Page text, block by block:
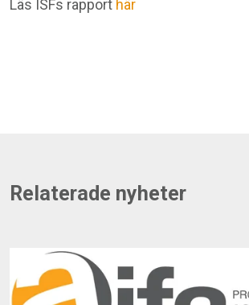
Läs ISFs rapport här
Relaterade nyheter